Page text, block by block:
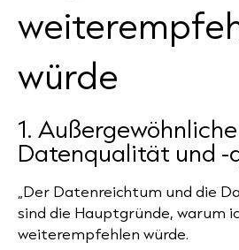
würde
1. Außergewöhnliche
Datenqualität und
„Der Datenreichtum und die
sind die Hauptgründe, warum
weiterempfehlen würde.